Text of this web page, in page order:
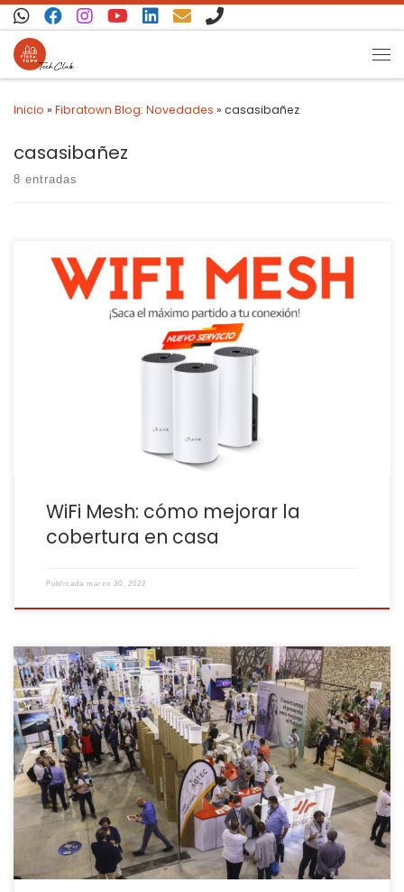
Saltar al contenido
Inicio » Fibratown Blog: Novedades » casasibañez
casasibañez
8 entradas
La red MESH o WiFi Mesh es una red de malla. Se compone de un
router o estación base y sus satélites o nodos, y todos comparten
el mismo SSID (el nombre de la red) y la misma contraseña. La
WiFi Mesh: cómo mejorar la
cobertura en casa
Publicada marzo 30, 2022
Qué ilusión nos hace contaros que hemos sido finalistas en la
Feria AOTEC de telecomunicaciones, que abrió sus puertas la
pasada semana a más de 100 empresas del sector y en las que
estábamos nominados a los siguientes premios: Premio al
Operador Premio a la mejor campaña publicitaria En ambas […]